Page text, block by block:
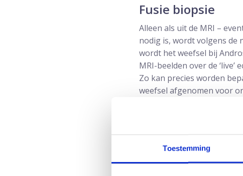
Toestemming
Fusie biopsie
Alleen als uit de MRI –
nodig is, wordt volgens de
wordt het weefsel bij
MRI-beelden over de
Zo kan precies worden
weefsel afgenomen voor
dergelijke biopsie geeft
Transrectaal vs.